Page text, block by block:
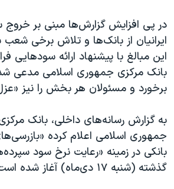
تریبونال مردمی آبان ۹۸
دادگاه حمید نوری
چهل سال گروگان‌گیری
قانون شفافیت دارائی کادر رهبری ایران
اسرائیل در جنگ
نرگس محمدی برنده جایزه نوبل صلح
همایش محافظه‌کاران آمریکا «سی‌پک»
در پی افزایش گزارش‌ها مبنی بر
ایرانیان از بانک‌ها و تلاش برخی شعب
این مبالغ با پیشنهاد ارائه سودهایی
بانک مرکزی جمهوری اسلامی مدعی
برخورد و مسئولان هر بخش را نیز
به گزارش رسانه‌های داخلی، بانک
جمهوری اسلامی اعلام کرده
بانکی در زمینه «رعایت نرخ سود
گذشته (شنبه ۱۷ دی‌ماه) آغاز شده است.